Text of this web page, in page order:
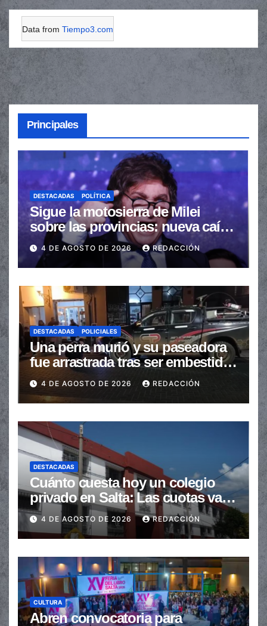
Data from Tiempo3.com
Principales
DESTACADAS POLÍTICA
Sigue la motosierra de Milei
sobre las provincias: nueva caída
de las transferencias no
automáticas
4 DE AGOSTO DE 2026 REDACCIÓN
DESTACADAS POLICIALES
Una perra murió y su paseadora
fue arrastrada tras ser embestidas
en la senda peatonal
4 DE AGOSTO DE 2026 REDACCIÓN
DESTACADAS
Cuánto cuesta hoy un colegio
privado en Salta: Las cuotas van
de $110.000 a más de $600.000
4 DE AGOSTO DE 2026 REDACCIÓN
CULTURA
Abren convocatoria para